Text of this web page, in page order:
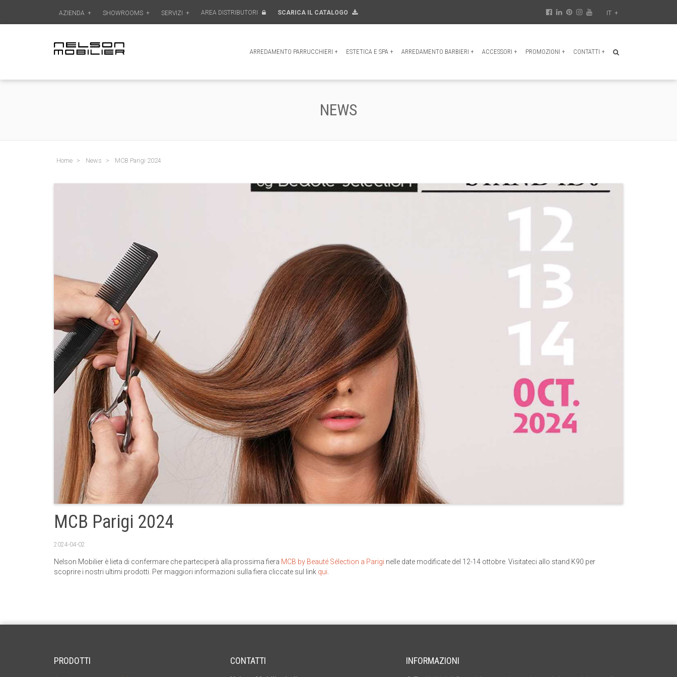
AZIENDA + SHOWROOMS + SERVIZI + AREA DISTRIBUTORI SCARICA IL CATALOGO IT +
ARREDAMENTO PARRUCCHIERI + ESTETICA E SPA + ARREDAMENTO BARBIERI + ACCESSORI + PROMOZIONI + CONTATTI +
NEWS
Home News MCB Parigi 2024
MCB Parigi 2024
2024-04-02
Nelson Mobilier è lieta di confermare che parteciperà alla prossima fiera MCB by Beauté Sélection a Parigi nelle date modificate del 12-14 ottobre. Visitateci allo stand K90 per
scoprire i nostri ultimi prodotti. Per maggiori informazioni sulla fiera cliccate sul link qui
PRODOTTI CONTATTI INFORMAZIONI